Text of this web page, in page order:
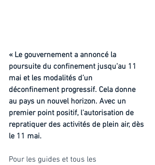
« Le gouvernement a annoncé la
poursuite du confinement jusqu’au 11
mai et les modalités d’un
déconfinement progressif. Cela donne
au pays un nouvel horizon. Avec un
premier point positif, l’autorisation de
repratiquer des activités de plein air, dès
le 11 mai.
Pour les guides et tous les